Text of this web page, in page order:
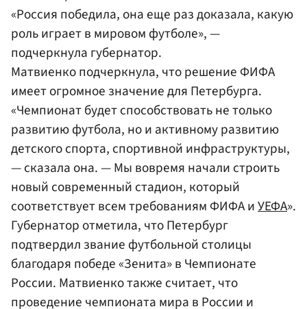
«Россия победила, она еще раз доказала, какую
роль играет в мировом футболе», —
подчеркнула губернатор.
Матвиенко подчеркнула, что решение ФИФА
имеет огромное значение для Петербурга.
«Чемпионат будет способствовать не только
развитию футбола, но и активному развитию
детского спорта, спортивной инфраструктуры,
— сказала она. — Мы вовремя начали строить
новый современный стадион, который
соответствует всем требованиям ФИФА иУЕФА».
Губернатор отметила, что Петербург
подтвердил звание футбольной столицы
благодаря победе «Зенита» в Чемпионате
России. Матвиенко также считает, что
проведение чемпионата мира в России и